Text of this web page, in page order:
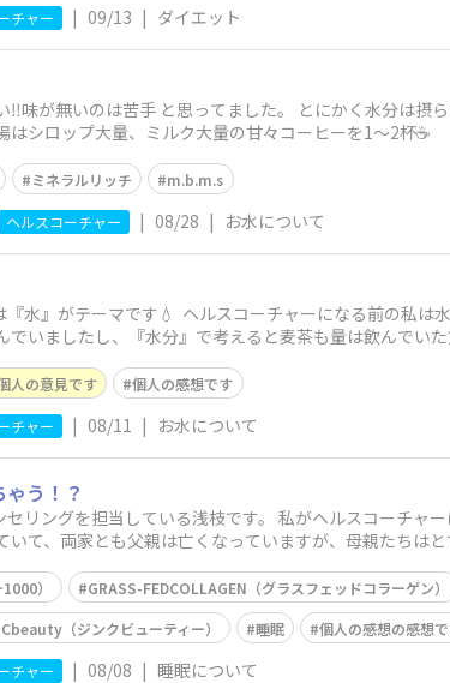
チャー | 09/13 | ダイエット
味が無いのは苦手 と思ってました。 とにかく水分は摂
はシロップ大量、ミルク大量の甘々コーヒーを1〜2杯☕️
ミネラルリッチ m.b.m.s
ヘルスコーチャー | 08/28 | お水について
水』がテーマです💧 ヘルスコーチャーになる前の私は
でいましたし、『水分』で考えると麦茶も量は飲んでい
人の意見です 個人の感想です
チャー | 08/11 | お水について
う！？
リングを担当している浅枝です。 私がヘルスコーチャ
いて、両家とも父親は亡くなっていますが、母親たちは
） GRASS-FEDCOLLAGEN（グラスフェッドコラーゲン）
（ジンクビューティー） 睡眠 個人の感想の感想
チャー | 08/08 | 睡眠について